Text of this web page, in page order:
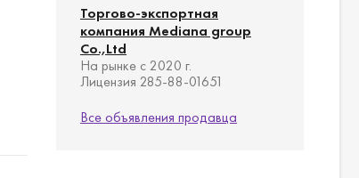
Торгово-экспортная
компания Mediana group
Co.,Ltd
На рынке с 2020 г.
Лицензия 285-88-01651
Все объявления продавца